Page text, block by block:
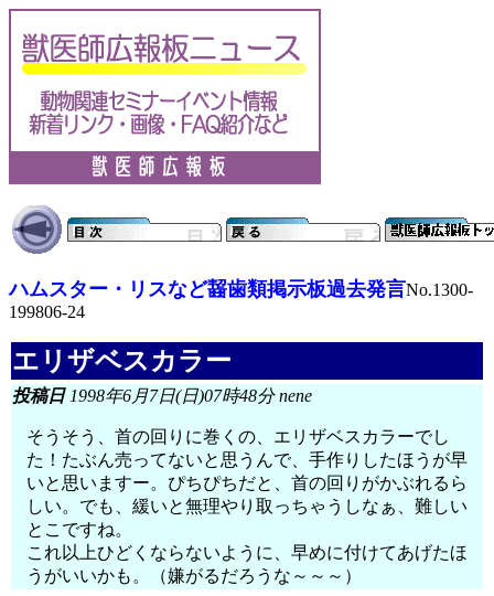
ハムスター・リスなど齧歯類掲示板過去発言No.1300-
199806-24
エリザベスカラー
投稿日1998年6月7日(日)07時48分 nene
そうそう、首の回りに巻くの、エリザベスカラーでし
た！たぶん売ってないと思うんで、手作りしたほうが早
いと思いますー。ぴちぴちだと、首の回りがかぶれるら
しい。でも、緩いと無理やり取っちゃうしなぁ、難しい
とこですね。
これ以上ひどくならないように、早めに付けてあげたほ
うがいいかも。（嫌がるだろうな～～～）